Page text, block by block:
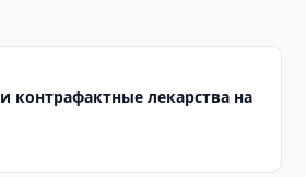
контрафактные лекарства на